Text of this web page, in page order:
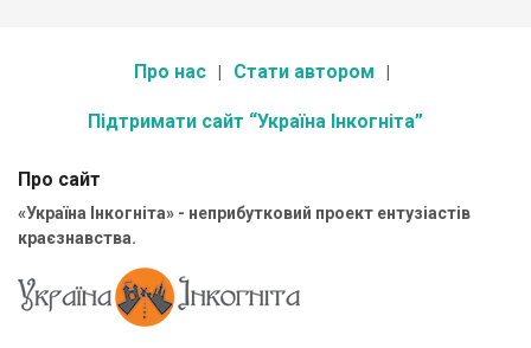
Про нас Стати автором
Підтримати сайт “Україна Інкогніта”
Про сайт
«Україна Інкогніта» - неприбутковий проект ентузіастів
краєзнавства.